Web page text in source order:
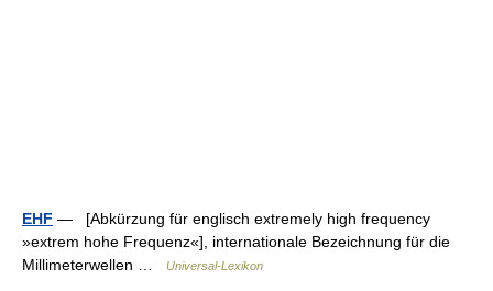
EHF — [Abkürzung für englisch extremely high frequency
»extrem hohe Frequenz«], internationale Bezeichnung für die
Millimeterwellen …
Universal-Lexikon